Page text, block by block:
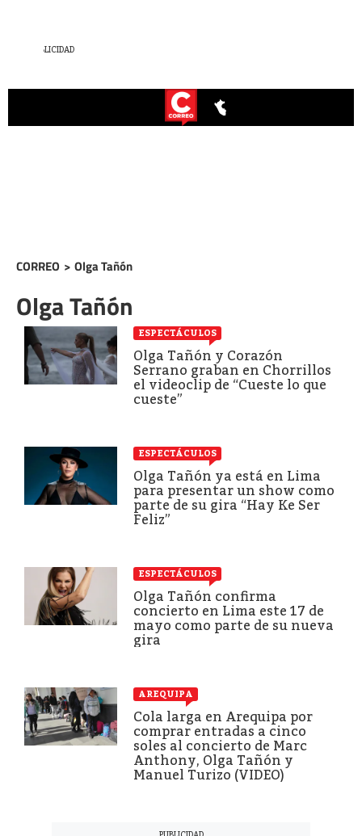
CORREO > Olga Tañón
Olga Tañón
ESPECTÁCULOS
Olga Tañón y Corazón
Serrano graban en Chorrillos
el videoclip de “Cueste lo que
cueste”
ESPECTÁCULOS
Olga Tañón ya está en Lima
para presentar un show como
parte de su gira “Hay Ke Ser
Feliz”
ESPECTÁCULOS
Olga Tañón confirma
concierto en Lima este 17 de
mayo como parte de su nueva
gira
AREQUIPA
Cola larga en Arequipa por
comprar entradas a cinco
soles al concierto de Marc
Anthony, Olga Tañón y
Manuel Turizo (VIDEO)